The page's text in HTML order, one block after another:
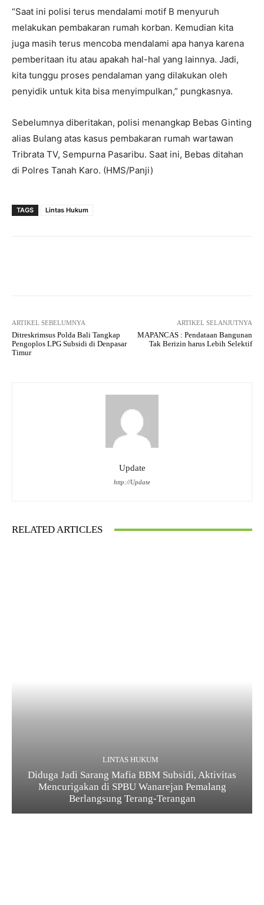
“Saat ini polisi terus mendalami motif B menyuruh
melakukan pembakaran rumah korban. Kemudian kita
juga masih terus mencoba mendalami apa hanya karena
pemberitaan itu atau apakah hal-hal yang lainnya. Jadi,
kita tunggu proses pendalaman yang dilakukan oleh
penyidik untuk kita bisa menyimpulkan,” pungkasnya.
Sebelumnya diberitakan, polisi menangkap Bebas Ginting
alias Bulang atas kasus pembakaran rumah wartawan
Tribrata TV, Sempurna Pasaribu. Saat ini, Bebas ditahan
di Polres Tanah Karo. (HMS/Panji)
TAGS Lintas Hukum
ARTIKEL SEBELUMNYA
Ditreskrimsus Polda Bali Tangkap
Pengoplos LPG Subsidi di Denpasar
Timur
ARTIKEL SELANJUTNYA
MAPANCAS : Pendataan Bangunan
Tak Berizin harus Lebih Selektif
Update
http://Update
RELATED ARTICLES
LINTAS HUKUM
Diduga Jadi Sarang Mafia BBM Subsidi, Aktivitas
Mencurigakan di SPBU Wanarejan Pemalang
Berlangsung Terang-Terangan